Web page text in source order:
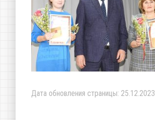
Дата обновления страницы: 25.12.2023